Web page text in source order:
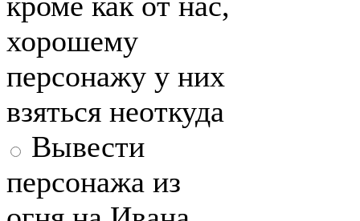
хорошему
персонажу у них
взяться неоткуда
Вывести
персонажа из